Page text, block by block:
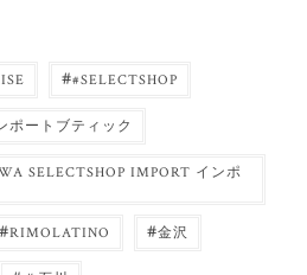
##SELECTSHOP
ポートブティック
SELECTSHOP IMPORT インポ
#RIMOLATINO #金沢